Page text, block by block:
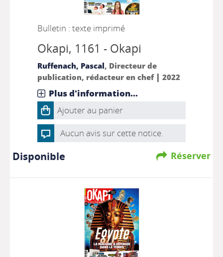
Bulletin : texte imprimé
Okapi, 1161 - Okapi
Ruffenach, Pascal, Directeur de
publication, rédacteur en chef | 2022
Plus d'information...
Ajouter au panier
Aucun avis sur cette notice.
Réserver
Disponible